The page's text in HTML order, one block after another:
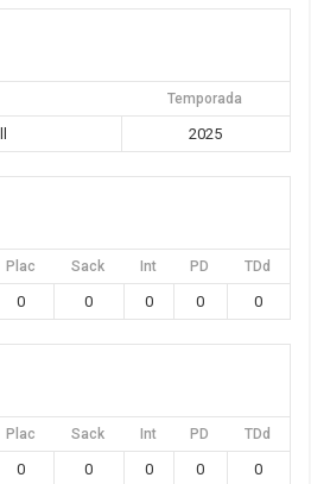
Temporada
2025
Plac Sack Int PD TDd
0 0 0 0 0
Plac Sack Int PD TDd
0 0 0 0 0